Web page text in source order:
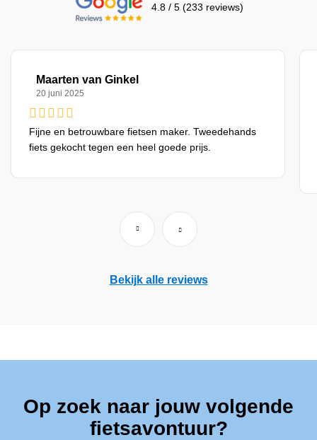
4.8 / 5 (233 reviews)
Maarten van Ginkel
20 juni 2025
Fijne en betrouwbare fietsen maker. Tweedehands
fiets gekocht tegen een heel goede prijs.
Bekijk alle reviews
Op zoek naar jouw volgende
fietsavontuur?